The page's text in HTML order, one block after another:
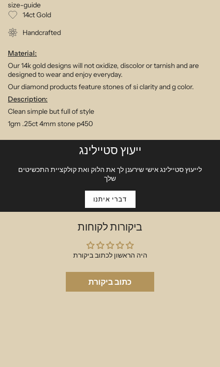
size-guide
14ct Gold
Handcrafted
Material:
Our 14k gold designs will not oxidize, discolor or tarnish and are
designed to wear and enjoy everyday.
Our diamond products feature stones of si clarity and g color.
Description:
Clean simple but full of style
1gm .25ct 4mm stone p450
ייעוץ סטיילינג
לייעוץ סטיילינג אישי שירענן לך את הלוק ואת קולקציית התכשיטים
שלך
דברי איתנו
ביקורות לקוחות
היה הראשון לכתוב ביקורת
כתוב ביקורת